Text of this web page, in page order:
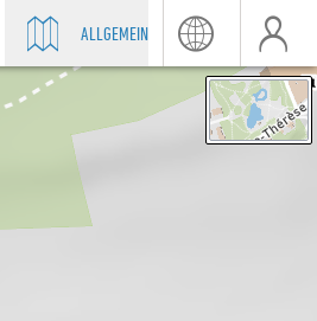
ALLGEMEIN